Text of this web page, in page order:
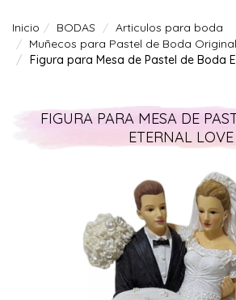
Inicio BODAS
Articulos para boda
Muñecos para Pastel de Boda
Figura para Mesa de Pastel de Boda
FIGURA PARA MESA DE
ETERNAL LOVE